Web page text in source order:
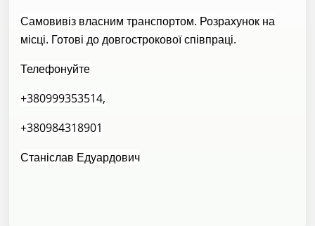
Самовивіз власним транспортом. Розрахунок на
місці. Готові до довгострокової співпраці.
Телефонуйте
+380999353514,
+380984318901
Станіслав Едуардович